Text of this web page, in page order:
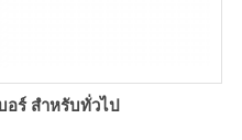
อร์ สำหรับทั่วไป